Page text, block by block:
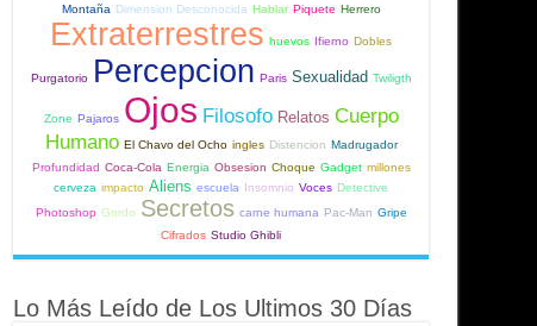
Montaña Dimension Desconocida Hablar Piquete Herrero
Extraterrestres huevos Ifierno Dobles
Purgatorio Percepcion Paris Sexualidad Twiligth
Zone Pajaros Ojos Filosofo Relatos Cuerpo
Humano El Chavo del Ocho ingles Distencion Madrugador
Profundidad Coca-Cola Energia Obsesion Choque Gadget millones
cerveza impacto Aliens escuela Insomnio Voces Detective
Photoshop Gordo Secretos carne humana Pac-Man Gripe
Cifrados Studio Ghibli
Lo Más Leído de Los Ultimos 30 Días